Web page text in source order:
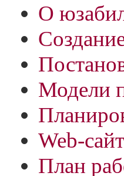
О
Модели
Web-
План